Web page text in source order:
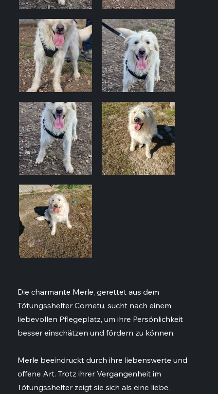
Die charmante Merle, gerettet aus dem
Tötungsshelter Cornetu, sucht nach einem
liebevollen Pflegeplatz, um ihre Persönlichkeit
besser einschätzen und fördern zu können.
Merle beeindruckt durch ihre liebenswerte und
offene Art. Trotz ihrer Vergangenheit im
Tötungsshelter zeigt sie sich als eine liebe,